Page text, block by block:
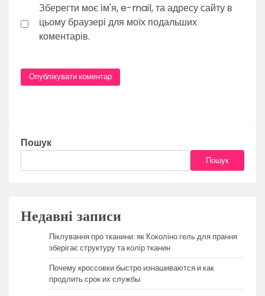
Зберегти моє ім'я, e-mail, та адресу сайту в
цьому браузері для моїх подальших
коментарів.
Пошук
Пошук
Недавні записи
Піклування про тканини: як Коколіно гель для прання
зберігає структуру та колір тканин
Почему кроссовки быстро изнашиваются и как
продлить срок их службы